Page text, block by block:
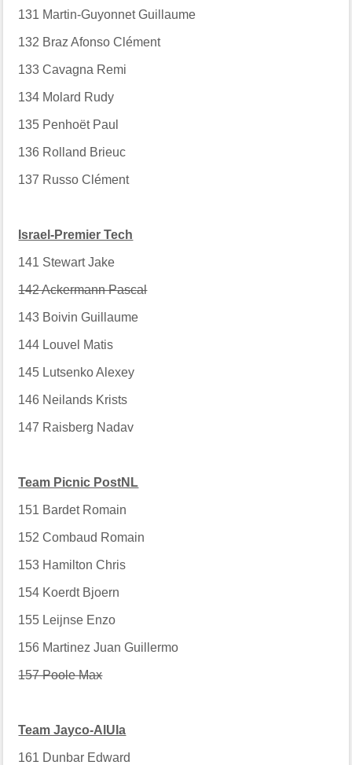
131 Martin-Guyonnet Guillaume
132 Braz Afonso Clément
133 Cavagna Remi
134 Molard Rudy
135 Penhoët Paul
136 Rolland Brieuc
137 Russo Clément
Israel-Premier Tech
141 Stewart Jake
142 Ackermann Pascal
143 Boivin Guillaume
144 Louvel Matis
145 Lutsenko Alexey
146 Neilands Krists
147 Raisberg Nadav
Team Picnic PostNL
151 Bardet Romain
152 Combaud Romain
153 Hamilton Chris
154 Koerdt Bjoern
155 Leijnse Enzo
156 Martinez Juan Guillermo
157 Poole Max
Team Jayco-AlUla
161 Dunbar Edward